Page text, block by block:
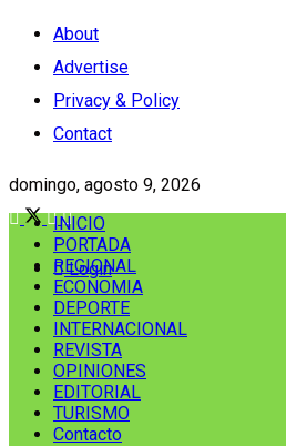
About
Advertise
Privacy & Policy
Contact
domingo, agosto 9, 2026
Login
INICIO
PORTADA
REGIONAL
ECONOMIA
DEPORTE
INTERNACIONAL
REVISTA
OPINIONES
EDITORIAL
TURISMO
Contacto